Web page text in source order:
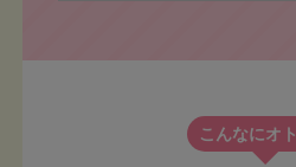
こんなにオ